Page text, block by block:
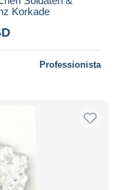
Korkade
Professionista